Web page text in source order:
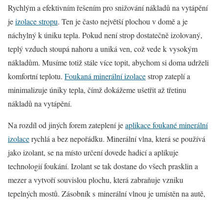
Rychlým a efektivním řešením pro snižování nákladů na vytápění
jeizolace stropu. Ten je často největší plochou v domě a je
náchylný k úniku tepla. Pokud není strop dostatečně izolovaný,
teplý vzduch stoupá nahoru a uniká ven, což vede k vysokým
nákladům. Musíme totiž stále více topit, abychom si doma udrželi
komfortní teplotu. Foukaná minerální izolacestrop zateplí a
minimalizuje úniky tepla, čímž dokážeme ušetřit až třetinu
nákladů na vytápění.
Na rozdíl od jiných forem zateplení jeaplikace foukané minerální
izolacerychlá a bez nepořádku. Minerální vlna, která se používá
jako izolant, se na místo určení dovede hadicí a aplikuje
technologií foukání. Izolant se tak dostane do všech prasklin a
mezer a vytvoří souvislou plochu, která zabraňuje vzniku
tepelných mostů. Zásobník s minerální vlnou je umístěn na autě,